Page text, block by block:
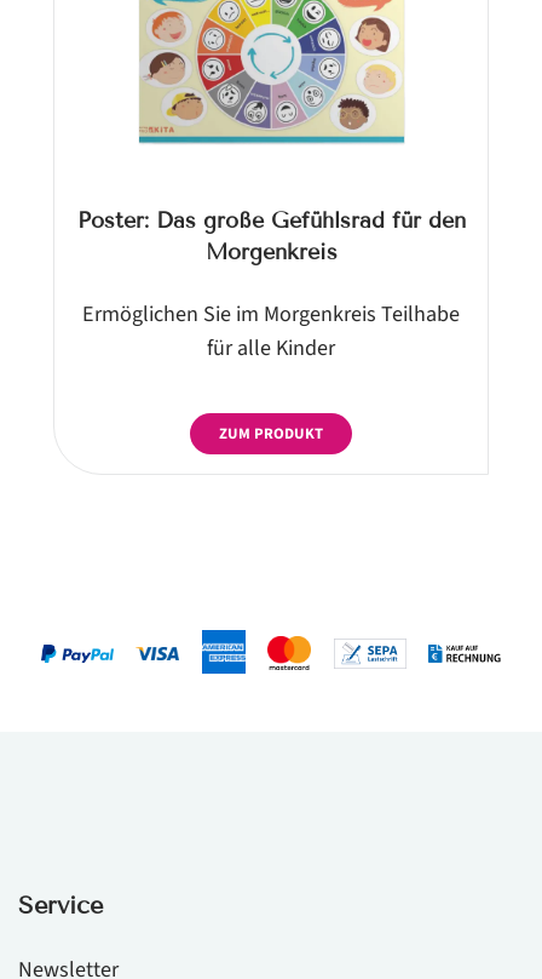
Poster: Das große Gefühlsrad für den
Morgenkreis
Ermöglichen Sie im Morgenkreis Teilhabe
für alle Kinder
ZUM PRODUKT
Service
Newsletter